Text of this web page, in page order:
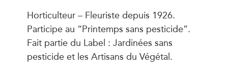
Horticulteur – Fleuriste depuis 1926.
Participe au “Printemps sans pesticide”.
Fait partie du Label : Jardinées sans
pesticide et les Artisans du Végétal.